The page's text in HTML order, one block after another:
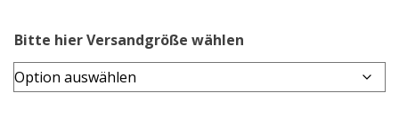
Bitte hier Versandgröße wählen